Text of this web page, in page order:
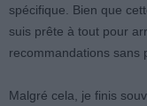
spécifique. Bien que
suis prête à tout pour
recommandations sans
Malgré cela, je finis